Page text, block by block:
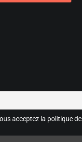
acceptez la politique de